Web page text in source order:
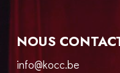
NOUS
info@kocc.be